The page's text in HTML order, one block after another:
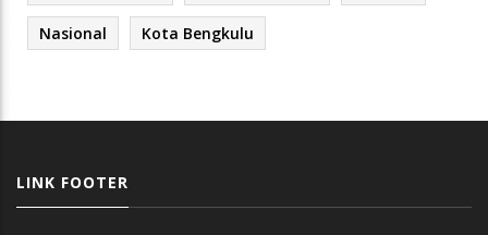
Nasional Kota Bengkulu
LINK FOOTER